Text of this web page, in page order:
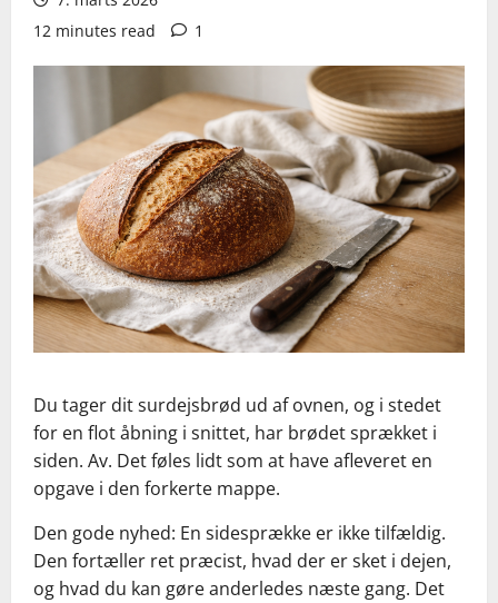
12 minutes read
1
Du tager dit surdejsbrød ud af ovnen, og i stedet
for en flot åbning i snittet, har brødet sprækket i
siden. Av. Det føles lidt som at have afleveret en
opgave i den forkerte mappe.
Den gode nyhed: En sidesprække er ikke tilfældig.
Den fortæller ret præcist, hvad der er sket i dejen,
og hvad du kan gøre anderledes næste gang. Det